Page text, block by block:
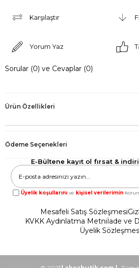
Karşılaştır
Yorum Yaz
Sorular (0) ve Cevaplar (0)
Ürün Özellikleri
Ödeme Seçenekleri
E-Bültene kayıt ol fırsat &
Üyelik koşullarını ve kişisel verilerimin
Mesafeli Satış Sözleşmesi
KVKK Aydınlatma Metniİade ve
Üyelik